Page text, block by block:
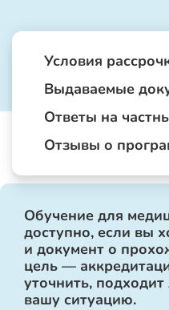
Условия
Выдаваемые
Ответы на
Отзывы о
Обучение для
доступно, если вы
и документ о
цель —
уточнить,
вашу ситуацию.